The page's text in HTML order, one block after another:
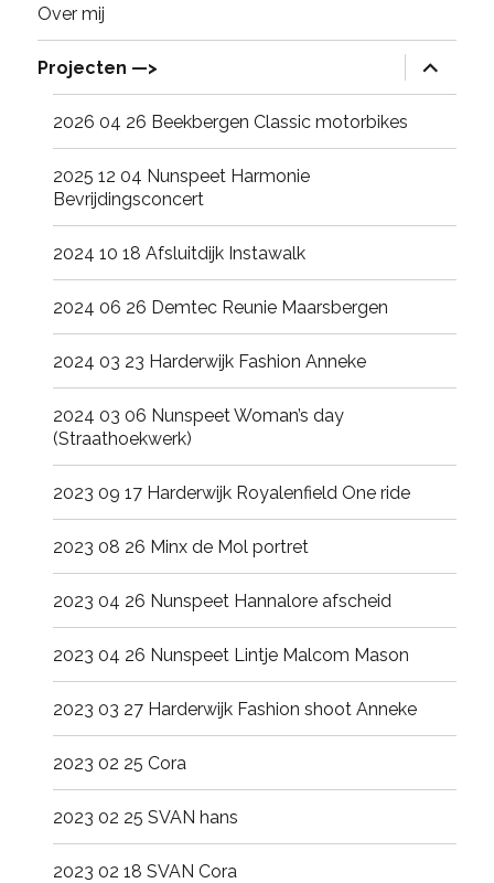
Over mij
Projecten —>
expand
child
menu
2026 04 26 Beekbergen Classic motorbikes
2025 12 04 Nunspeet Harmonie
Bevrijdingsconcert
2024 10 18 Afsluitdijk Instawalk
2024 06 26 Demtec Reunie Maarsbergen
2024 03 23 Harderwijk Fashion Anneke
2024 03 06 Nunspeet Woman’s day
(Straathoekwerk)
2023 09 17 Harderwijk Royalenfield One ride
2023 08 26 Minx de Mol portret
2023 04 26 Nunspeet Hannalore afscheid
2023 04 26 Nunspeet Lintje Malcom Mason
2023 03 27 Harderwijk Fashion shoot Anneke
2023 02 25 Cora
2023 02 25 SVAN hans
2023 02 18 SVAN Cora